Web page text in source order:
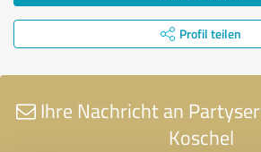
Profil teilen
Ihre Nachricht an
Koschel